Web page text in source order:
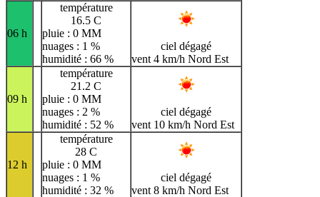
06 h
température
16.5 C
pluie : 0 MM
nuages : 1 %
humidité : 66 %
ciel dégagé
vent 4 km/h Nord Est
09 h
température
21.2 C
pluie : 0 MM
nuages : 2 %
humidité : 52 %
ciel dégagé
vent 10 km/h Nord Est
12 h
température
28 C
pluie : 0 MM
nuages : 1 %
humidité : 32 %
ciel dégagé
vent 8 km/h Nord Est